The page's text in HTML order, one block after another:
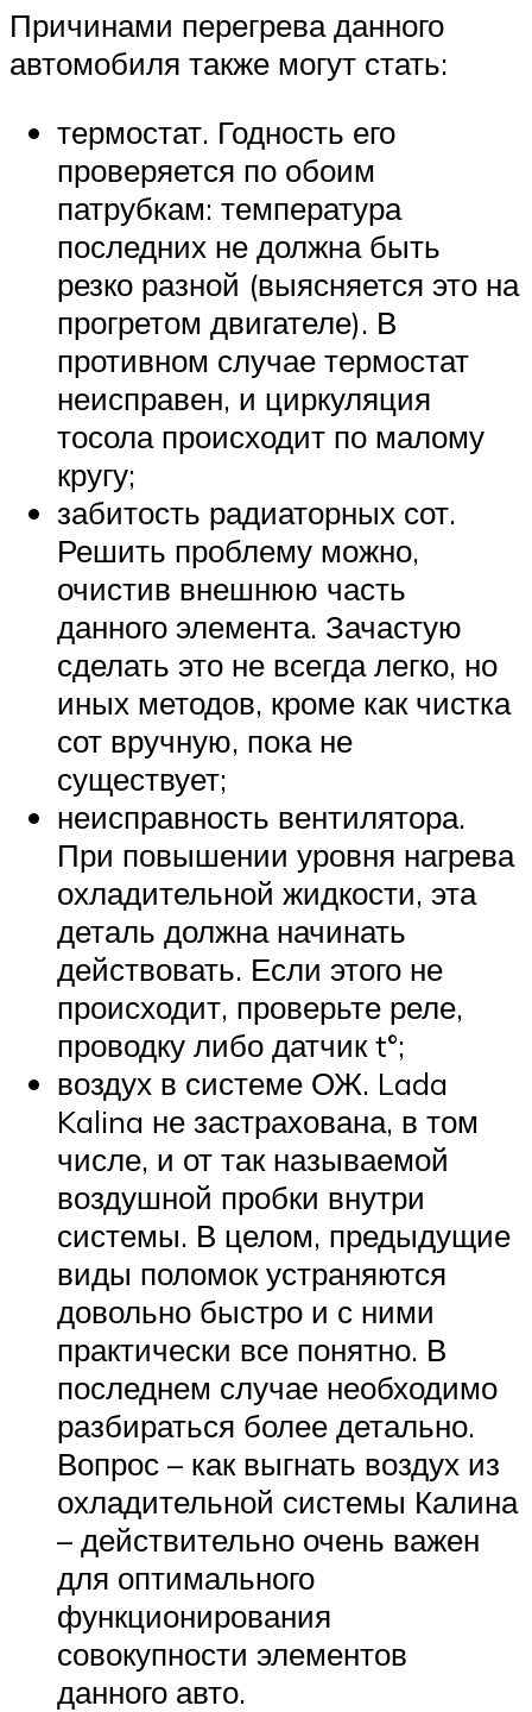
Причинами перегрева данного
автомобиля также могут стать:
термостат. Годность его
проверяется по обоим
патрубкам: температура
последних не должна быть
резко разной (выясняется это на
прогретом двигателе). В
противном случае термостат
неисправен, и циркуляция
тосола происходит по малому
кругу;
забитость радиаторных сот.
Решить проблему можно,
очистив внешнюю часть
данного элемента. Зачастую
сделать это не всегда легко, но
иных методов, кроме как чистка
сот вручную, пока не
существует;
неисправность вентилятора.
При повышении уровня нагрева
охладительной жидкости, эта
деталь должна начинать
действовать. Если этого не
происходит, проверьте реле,
проводку либо датчик t°;
воздух в системе ОЖ. Lada
Kalina не застрахована, в том
числе, и от так называемой
воздушной пробки внутри
системы. В целом, предыдущие
виды поломок устраняются
довольно быстро и с ними
практически все понятно. В
последнем случае необходимо
разбираться более детально.
Вопрос – как выгнать воздух из
охладительной системы Калина
– действительно очень важен
для оптимального
функционирования
совокупности элементов
данного авто.